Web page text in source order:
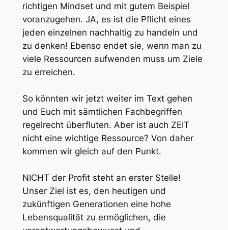
richtigen Mindset und mit gutem Beispiel
voranzugehen. JA, es ist die Pflicht eines
jeden einzelnen nachhaltig zu handeln und
zu denken! Ebenso endet sie, wenn man zu
viele Ressourcen aufwenden muss um Ziele
zu erreichen.
So könnten wir jetzt weiter im Text gehen
und Euch mit sämtlichen Fachbegriffen
regelrecht überfluten. Aber ist auch ZEIT
nicht eine wichtige Ressource? Von daher
kommen wir gleich auf den Punkt.
NICHT der Profit steht an erster Stelle!
Unser Ziel ist es, den heutigen und
zukünftigen Generationen eine hohe
Lebensqualität zu ermöglichen, die